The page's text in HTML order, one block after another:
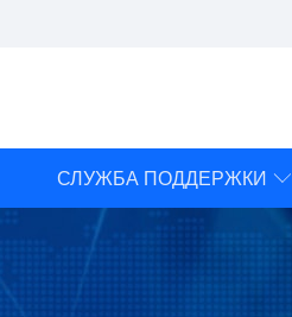
СЛУЖБА ПОДДЕРЖКИ 